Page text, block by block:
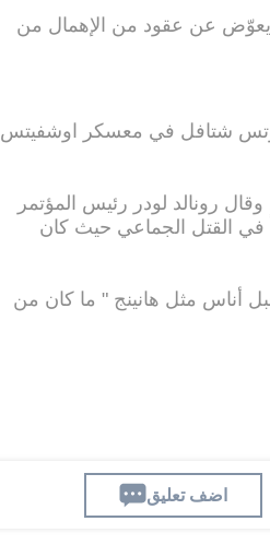
عن عقود من الإهمال من
شتافل في معسكر اوشفيتس
رونالد لودر رئيس المؤتمر
في القتل الجماعي حيث كان
أناس مثل هانينج " ما كان من
اضف تعليق